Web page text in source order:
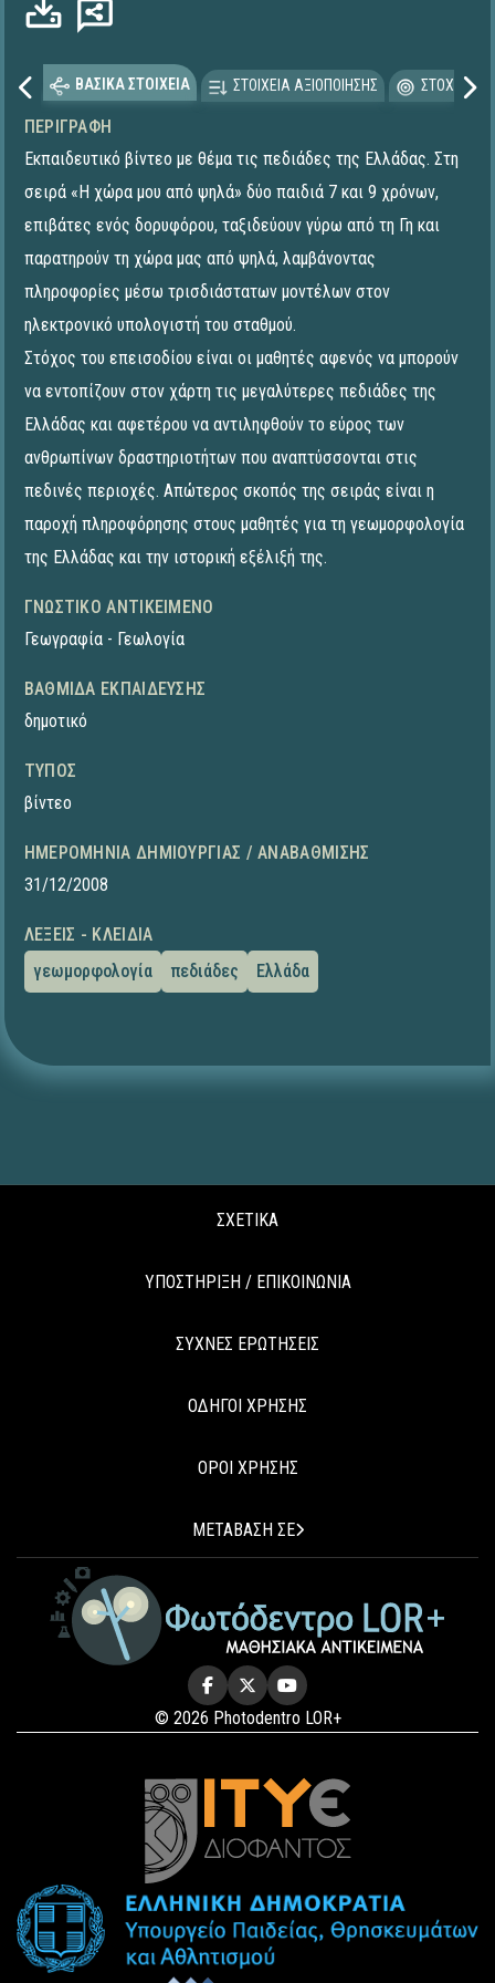
ΒΑΣΙΚΑ ΣΤΟΙΧΕΙΑ ΣΤΟΙΧΕΙΑ ΑΞΙΟΠΟΙΗΣΗΣ
ΠΕΡΙΓΡΑΦΉ
Εκπαιδευτικό βίντεο με θέμα τις πεδιάδες της Ελλάδας. Στη
σειρά «Η χώρα μου από ψηλά» δύο παιδιά 7 και 9 χρόνων,
επιβάτες ενός δορυφόρου, ταξιδεύουν γύρω από τη Γη και
παρατηρούν τη χώρα μας από ψηλά, λαμβάνοντας
πληροφορίες μέσω τρισδιάστατων μοντέλων στον
ηλεκτρονικό υπολογιστή του σταθμού.
Στόχος του επεισοδίου είναι οι μαθητές αφενός να μπορούν
να εντοπίζουν στον χάρτη τις μεγαλύτερες πεδιάδες της
Ελλάδας και αφετέρου να αντιληφθούν το εύρος των
ανθρωπίνων δραστηριοτήτων που αναπτύσσονται στις
πεδινές περιοχές. Απώτερος σκοπός της σειράς είναι η
παροχή πληροφόρησης στους μαθητές για τη γεωμορφολογία
της Ελλάδας και την ιστορική εξέλιξή της.
ΓΝΩΣΤΙΚΌ ΑΝΤΙΚΕΊΜΕΝΟ
Γεωγραφία - Γεωλογία
ΒΑΘΜΊΔΑ ΕΚΠΑΊΔΕΥΣΗΣ
δημοτικό
ΤΎΠΟΣ
βίντεο
ΗΜΕΡΟΜΗΝΊΑ ΔΗΜΙΟΥΡΓΊΑΣ / ΑΝΑΒΆΘΜΙΣΗΣ
31/12/2008
ΛΈΞΕΙΣ - ΚΛΕΙΔΙΆ
γεωμορφολογία
πεδιάδες Ελλάδα
ΣΧΕΤΙΚΑ
ΥΠΟΣΤΗΡΙΞΗ / ΕΠΙΚΟΙΝΩΝΙΑ
ΣΥΧΝΕΣ ΕΡΩΤΗΣΕΙΣ
ΟΔΗΓΟΙ ΧΡΗΣΗΣ
ΟΡΟΙ ΧΡΗΣΗΣ
ΜΕΤΑΒΑΣΗ ΣΕ
© 2026 Photodentro LOR+